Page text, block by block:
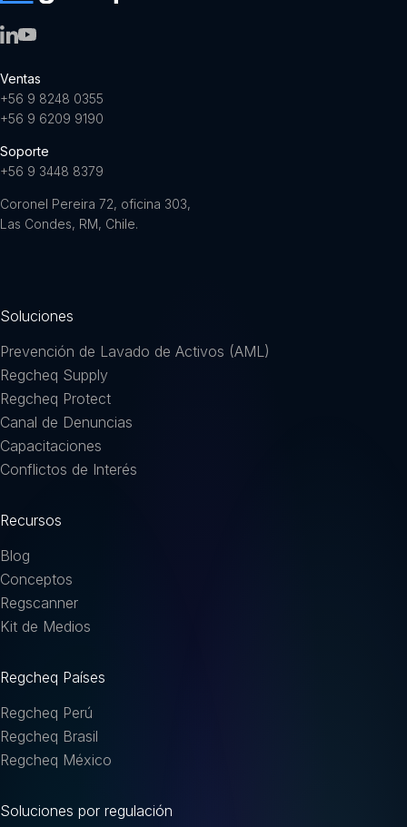
Ventas
+56 9 8248 0355
+56 9 6209 9190
Soporte
+56 9 3448 8379
Coronel Pereira 72, oficina 303,
Las Condes, RM, Chile.
Soluciones
Prevención de Lavado de Activos (AML)
Regcheq Supply
Regcheq Protect
Canal de Denuncias
Capacitaciones
Conflictos de Interés
Recursos
Blog
Conceptos
Regscanner
Kit de Medios
Regcheq Países
Regcheq Perú
Regcheq Brasil
Regcheq México
Soluciones por regulación